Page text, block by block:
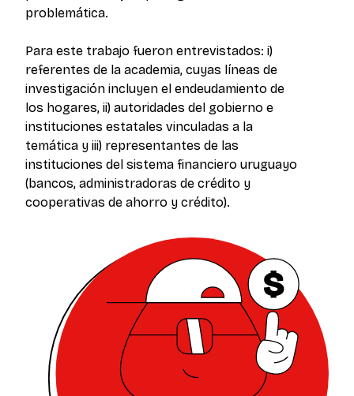
problemática.
Para este trabajo fueron entrevistados: i)
referentes de la academia, cuyas líneas de
investigación incluyen el endeudamiento de
los hogares, ii) autoridades del gobierno e
instituciones estatales vinculadas a la
temática y iii) representantes de las
instituciones del sistema financiero uruguayo
(bancos, administradoras de crédito y
cooperativas de ahorro y crédito).